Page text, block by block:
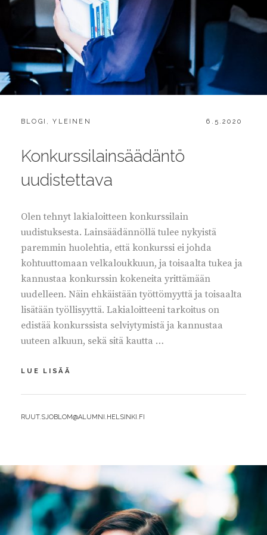
CATEGORIES:
BLOGI ,YLEINEN
POSTED
6.5.2020
Konkurssilainsäädäntö
uudistettava
Olen tehnyt lakialoitteen konkurssilain
uudistuksesta. Lainsäädännöllä tulee nykyistä
paremmin huolehtia, että konkurssi ei johda
kohtuuttomaan velkaloukkuun, ja toisaalta tukea ja
kannustaa konkurssin kokeneita yrittämään
uudelleen. Näin ehkäistään työttömyyttä ja toisaalta
lisätään työllisyyttä. Lakialoitteeni tarkoitus on
edistää konkurssista selviytymistä ja kannustaa
uuteen alkuun, sekä sitä kautta …
LUE LISÄÄ
BY
RUUT.SJOBLOM@ALUMNI.HELSINKI.FI